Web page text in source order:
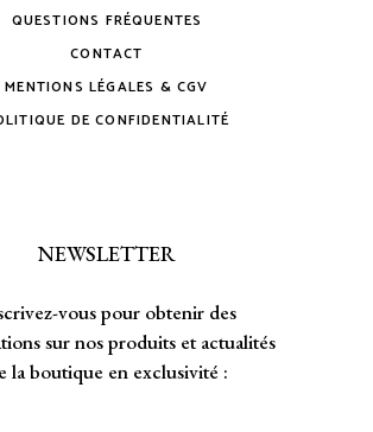
QUESTIONS FRÉQUENTES
CONTACT
MENTIONS LÉGALES & CGV
DE CONFIDENTIALITÉ
NEWSLETTER
vous pour obtenir des
sur nos produits et actualités
la boutique en exclusivité :